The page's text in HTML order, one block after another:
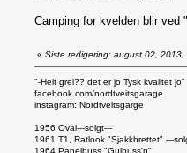
Camping for kvelden blir ved
« Siste redigering: august 02,
"-Helt grei?? det er jo Tysk kvalitet jo"
facebook.com/nordtveitsgarage
instagram: Nordtveitsgarge
1956 Oval---solgt---
1961 T1, Ratlook "Sjakkbrettet" ---
1964 Panelbuss "Gulbuss'n"